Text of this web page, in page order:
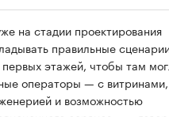
на стадии проектирования
правильные
первых этажей, чтобы там
операторы — с витринами,
и возможностью